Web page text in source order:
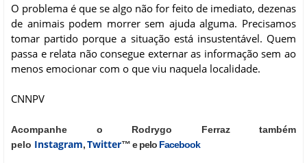
O problema é que se algo não for feito de imediato, dezenas
de animais podem morrer sem ajuda alguma. Precisamos
tomar partido porque a situação está insustentável. Quem
passa e relata não consegue externar as informação sem ao
menos emocionar com o que viu naquela localidade.
CNNPV
Acompanhe o Rodrygo Ferraz também
pelo Instagram,Twitter™ e pelo Facebook